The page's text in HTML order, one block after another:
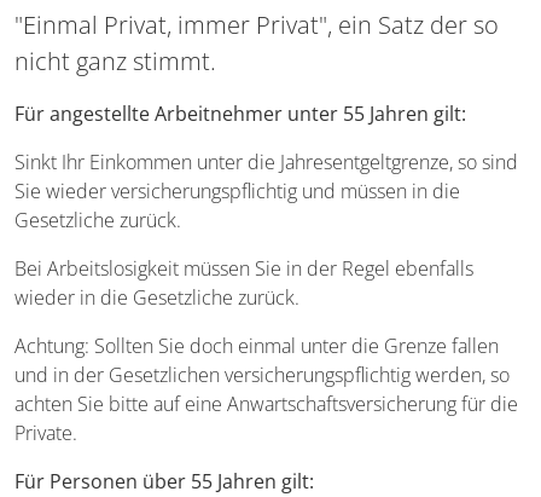
"Einmal Privat, immer Privat", ein Satz der so
nicht ganz stimmt.
Für angestellte Arbeitnehmer unter 55 Jahren gilt:
Sinkt Ihr Einkommen unter die Jahresentgeltgrenze, so sind
Sie wieder versicherungspflichtig und müssen in die
Gesetzliche zurück.
Bei Arbeitslosigkeit müssen Sie in der Regel ebenfalls
wieder in die Gesetzliche zurück.
Achtung: Sollten Sie doch einmal unter die Grenze fallen
und in der Gesetzlichen versicherungspflichtig werden, so
achten Sie bitte auf eine Anwartschaftsversicherung für die
Private.
Für Personen über 55 Jahren gilt: